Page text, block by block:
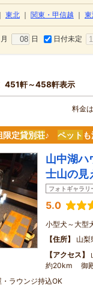
東北 関東・甲信越
月 日 日付未定
451軒～458軒表示
料金
限定貸別荘♪ ペット
山中湖ハ
士山の見
フォトギャラリ
5.0
小型犬～大型
住所
山梨
アクセス
約20km 御殿
ラウンジ持込OK